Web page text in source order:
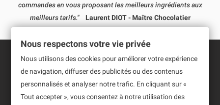
commandes en vous proposant les meilleurs ingrédients aux
meilleurs tarifs."
Laurent DIOT - Maître Chocolatier
Informations
Produits
Nous respectons votre vie privée
Nous utilisons des cookies pour améliorer votre expérience
de navigation, diffuser des publicités ou des contenus
personnalisés et analyser notre trafic. En cliquant sur «
Tout accepter », vous consentez à notre utilisation des